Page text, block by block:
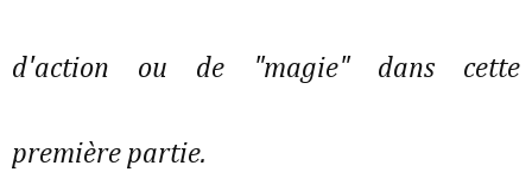
d'action ou de "magie" dans cette
première partie.